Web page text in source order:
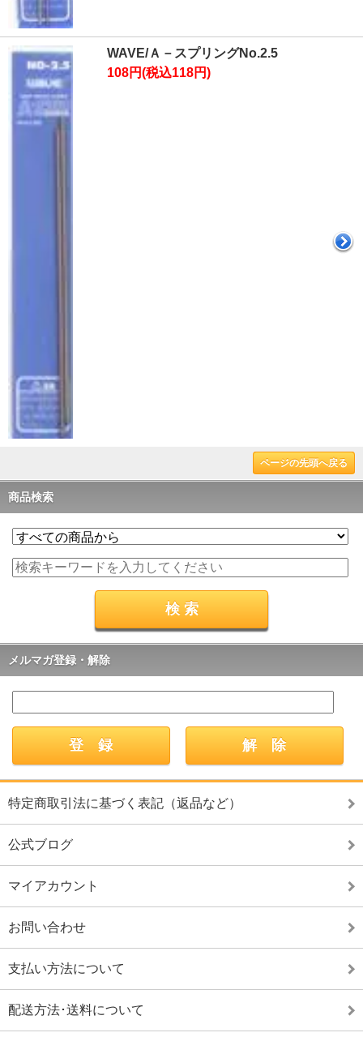
WAVE/Ａ－スプリングNo.2.5
108円(税込118円)
ページの先頭へ戻る
商品検索
メルマガ登録・解除
特定商取引法に基づく表記（返品など）
公式ブログ
マイアカウント
お問い合わせ
支払い方法について
配送方法･送料について